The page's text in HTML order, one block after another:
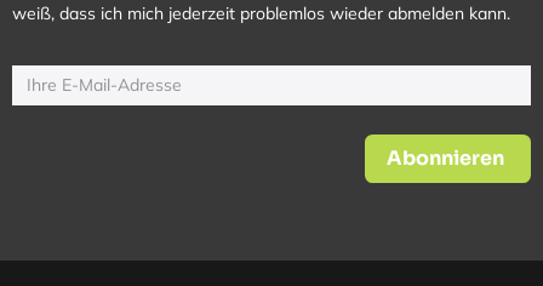
weiß, dass ich mich jederzeit problemlos wieder abmelden kann.
Abonnieren